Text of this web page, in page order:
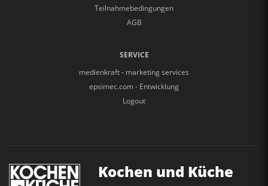
Teilnahmebedingungen
AGB
SERVICE
medienkraft - marketing services
epsimec.com - Entwicklung
Logout
Kochen und Küche